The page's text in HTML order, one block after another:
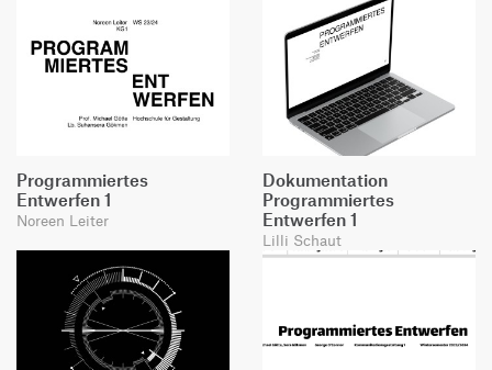
Programmiertes
Entwerfen 1
Noreen Leiter
Dokumentation
Programmiertes
Entwerfen 1
Lilli Schaut